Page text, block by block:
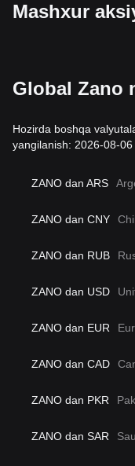
Mashxur
Global Zano
Hozirda boshqa
yangilanish: 2026-08-
ZANO dan ARS
ZANO dan CNY
ZANO dan RUB
ZANO dan USD
ZANO dan EUR
ZANO dan CAD
ZANO dan PKR
ZANO dan SAR